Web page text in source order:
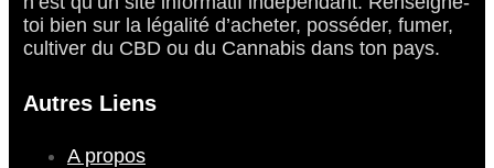
toi bien sur la légalité d’acheter, posséder, fumer,
cultiver du CBD ou du Cannabis dans ton pays.
Autres Liens
A propos